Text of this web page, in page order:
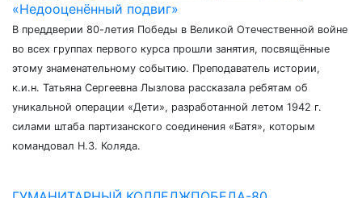
«Недооценённый подвиг»
В преддверии 80-летия Победы в Великой Отечественной войне
во всех группах первого курса прошли занятия, посвящённые
этому знаменательному событию. Преподаватель истории,
к.и.н. Татьяна Сергеевна Лызлова рассказала ребятам об
уникальной операции «Дети», разработанной летом 1942 г.
силами штаба партизанского соединения «Батя», которым
командовал Н.З. Коляда.